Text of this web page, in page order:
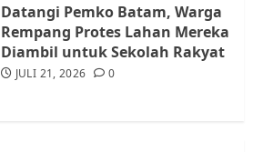
Datangi Pemko Batam, Warga
Rempang Protes Lahan Mereka
Diambil untuk Sekolah Rakyat
JULI 21, 2026 0